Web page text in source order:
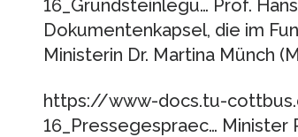
16_Grundsteinlegu… Prof.
Dokumentenkapsel, die im
Ministerin Dr. Martina Münch
https://www-docs.tu-
16_Pressegespraec… Minister